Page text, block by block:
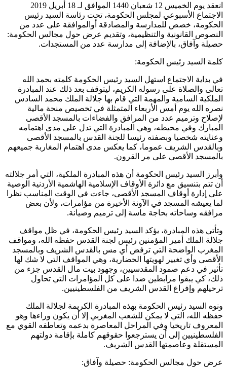
انعقد يوم الخميس 12 شعبان 1440 الموافق لـ 18 أبريل 2019
الاجتماع الأسبوعي لمجلس الحكومة، تحت رئاسة السيد رئيس
الحكومة، خصص للمدارسة والمصادقة أوالموافقة على عدد من
النصوص القانونية والتنظيمية، وتقديم عرض حول مجالس الحكومة:
حصيلة وآفاق، بالإضافة إلى مدارسة عدد من المستجدات.
كلمة السيد رئيس الحكومة:
في بداية الاجتماع استهل السيد رئيس الحكومة كلمته بحمد الله
تعالى والصلاة على رسوله الكريم، ليتوقف بعد ذلك عند المبادرة
الملكية السامية والمهمة التي قام بها جلالة الملك محمد السادس
نصره الله يوم أمس الأربعاء المتمثلة في تخصيص منحة مالية
لإصلاح وترميم عدد من المرافق والفضاءات بالمسجد الأقصى
المبارك وفي محيطه، وهي المبادرة التي تدل على مدى اهتمامه
وعنايته شخصيا وبصفته رئيسا للجنة القدس بالمسجد الأقصى
وبالقدس الشريف عموما، كما يعكس مدى اهتمام المغاربة جميعهم
بالمسجد الأقصى على مر القرون.
وأبرز السيد رئيس الحكومة أن هذه المبادرة الملكية، التي أمر جلالته
أن تتم بتنسيق مع دائرة الأوقاف الإسلامية الهاشمية الأردنية الوصية
على إدارة أوقاف المسجد الأقصى، جاءت في الوقت المناسب نظرا
لما يعيشه المسجد في الآونة الأخيرة من مؤامرات، ولأن بعض
مرافقه وساحاته بحاجة ماسة إلى ترميم وصيانة.
وتأتي هذه المبادرة، يؤكد السيد رئيس الحكومة، في ظل مواقف
جلالة الملك أمير المؤمنين رئيس لجنة القدس حفظه الله، ومواقف
المغرب الواضحة التي ترفض أي مس بالقدس الشريف وبالمسجد
الأقصى وأي تغيير لهويتها الحضارية، وهي المواقف التي لا شك لها
تأثير في دعم صمود المقدسيين، وجهود بيت مال القدس جزء من
ذلك، كي يبقوا مرابطين ضدا على كل المؤامرات التي تحاول
ترحيلهم وإفراغ القدس الشريف من الفلسطينيين.
ونوه السيد رئيس الحكومة بهذه المبادرة الكريمة لجلالة الملك
حفظه الله، التي لا يمكن للشعب المغربي إلا أن يكون وراءها وهو
المعروف تاريخيا وفي المراحل المعاصرة بدعمه وتعاطفه القوي مع
الفلسطينيين إلى أن يسترجعوا حقوقهم كاملة بإقامة دولتهم
المستقلة وعاصمتها القدس الشريف.
عرض حول مجالس الحكومة: حصيلة وآفاق: